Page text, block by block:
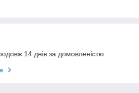
14 днів за домовленістю